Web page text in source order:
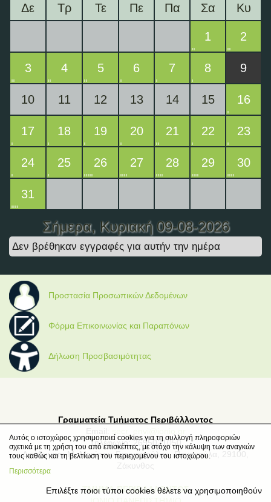
Δε Τρ Τε Πε Πα Σα Κυ
1 2
3 4 5 6 7 8 9
10 11 12 13 14 15 16
17 18 19 20 21 22 23
24 25 26 27 28 29 30
31
Σήμερα, Κυριακή 09-08-2026
Δεν βρέθηκαν εγγραφές για αυτήν την ημέρα
Προστασία Προσωπικών Δεδομένων
Φόρμα Επικοινωνίας και Παραπόνων
Δήλωση Προσβασιμότητας
Γραμματεία Τμήματος Περιβάλλοντος
Email:
Τηλέφωνο: 2695021050
Διεύθυνση: Μ. Μινώτου-Γιαννοπούλου, Παναγούλα, 29100,
Ζάκυνθος
ΤΜΗΜΑ ΠΕΡΙΒΑΛΛΟΝΤΟΣ
Αυτός ο ιστοχώρος χρησιμοποιεί cookies για τη συλλογή πληροφοριών
σχετικά με τη χρήση του από επισκέπτες, με στόχο την κάλυψη των αναγκών
τους καθώς και τη βελτίωση του περιεχομένου του ιστοχώρου.
Περισσότερα
Επιλέξτε ποιοι τύποι cookies θέλετε να χρησιμοποιηθούν